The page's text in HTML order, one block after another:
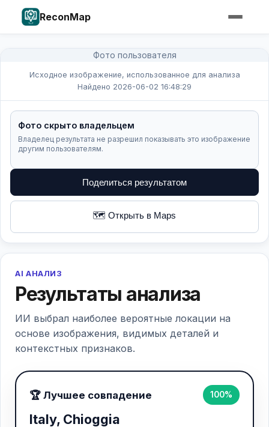
ReconMap
Фото пользователя
Исходное изображение, использованное для анализа
Найдено 2026-06-02 16:48:29
Фото скрыто владельцем
Владелец результата не разрешил показывать это изображение
другим пользователям.
Поделиться результатом
🗺️ Открыть в Maps
AI АНАЛИЗ
Результаты анализа
ИИ выбрал наиболее вероятные локации на
основе изображения, видимых деталей и
контекстных признаков.
🏆 Лучшее совпадение 100%
Italy, Chioggia